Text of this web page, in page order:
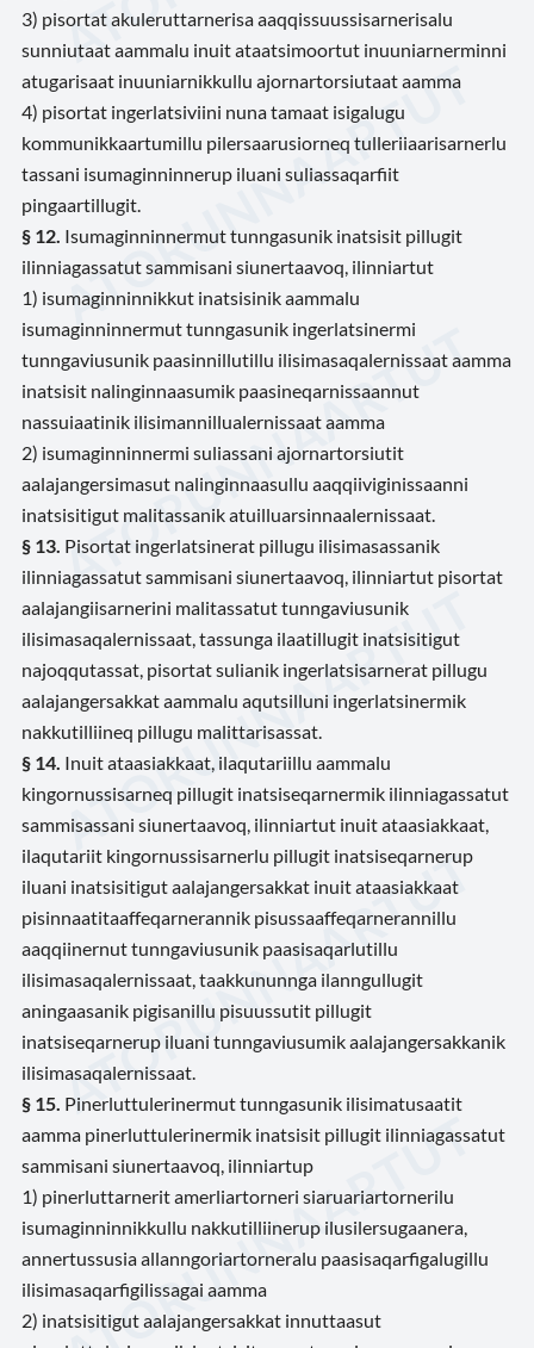
3) pisortat akuleruttarnerisa aaqqissuussisarnerisalu
sunniutaat aammalu inuit ataatsimoortut inuuniarnerminni
atugarisaat inuuniarnikkullu ajornartorsiutaat aamma
4) pisortat ingerlatsiviini nuna tamaat isigalugu
kommunikkaartumillu pilersaarusiorneq tulleriiaarisarnerlu
tassani isumaginninnerup iluani suliassaqarfiit
pingaartillugit.
§ 12. Isumaginninnermut tunngasunik inatsisit pillugit
ilinniagassatut sammisani siunertaavoq, ilinniartut
1) isumaginninnikkut inatsisinik aammalu
isumaginninnermut tunngasunik ingerlatsinermi
tunngaviusunik paasinnillutillu ilisimasaqalernissaat aamma
inatsisit nalinginnaasumik paasineqarnissaannut
nassuiaatinik ilisimannillualernissaat aamma
2) isumaginninnermi suliassani ajornartorsiutit
aalajangersimasut nalinginnaasullu aaqqiiviginissaanni
inatsisitigut malitassanik atuilluarsinnaalernissaat.
§ 13. Pisortat ingerlatsinerat pillugu ilisimasassanik
ilinniagassatut sammisani siunertaavoq, ilinniartut pisortat
aalajangiisarnerini malitassatut tunngaviusunik
ilisimasaqalernissaat, tassunga ilaatillugit inatsisitigut
najoqqutassat, pisortat sulianik ingerlatsisarnerat pillugu
aalajangersakkat aammalu aqutsilluni ingerlatsinermik
nakkutilliineq pillugu malittarisassat.
§ 14. Inuit ataasiakkaat, ilaqutariillu aammalu
kingornussisarneq pillugit inatsiseqarnermik ilinniagassatut
sammisassani siunertaavoq, ilinniartut inuit ataasiakkaat,
ilaqutariit kingornussisarnerlu pillugit inatsiseqarnerup
iluani inatsisitigut aalajangersakkat inuit ataasiakkaat
pisinnaatitaaffeqarnerannik pisussaaffeqarnerannillu
aaqqiinernut tunngaviusunik paasisaqarlutillu
ilisimasaqalernissaat, taakkununnga ilanngullugit
aningaasanik pigisanillu pisuussutit pillugit
inatsiseqarnerup iluani tunngaviusumik aalajangersakkanik
ilisimasaqalernissaat.
§ 15. Pinerluttulerinermut tunngasunik ilisimatusaatit
aamma pinerluttulerinermik inatsisit pillugit ilinniagassatut
sammisani siunertaavoq, ilinniartup
1) pinerluttarnerit amerliartorneri siaruariartornerilu
isumaginninnikkullu nakkutilliinerup ilusilersugaanera,
annertussusia allanngoriartorneralu paasisaqarfigalugillu
ilisimasaqarfigilissagai aamma
2) inatsisitigut aalajangersakkat innuttaasut